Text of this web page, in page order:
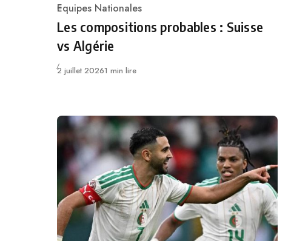
Category
Equipes Nationales
Les compositions probables : Suisse
vs Algérie
Publié
2 juillet 20261 min lire